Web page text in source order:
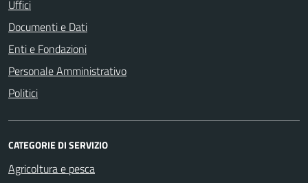
Uffici
Documenti e Dati
Enti e Fondazioni
Personale Amministrativo
Politici
CATEGORIE DI SERVIZIO
Agricoltura e pesca